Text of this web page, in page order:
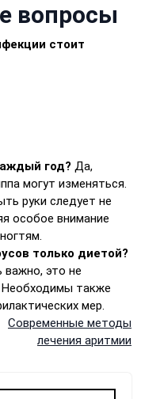
вопросы
стоит
год? Да,
могут изменяться.
руки следует не
особое внимание
только диетой?
важно, это не
также
мер.
Современные методы
лечения аритмии